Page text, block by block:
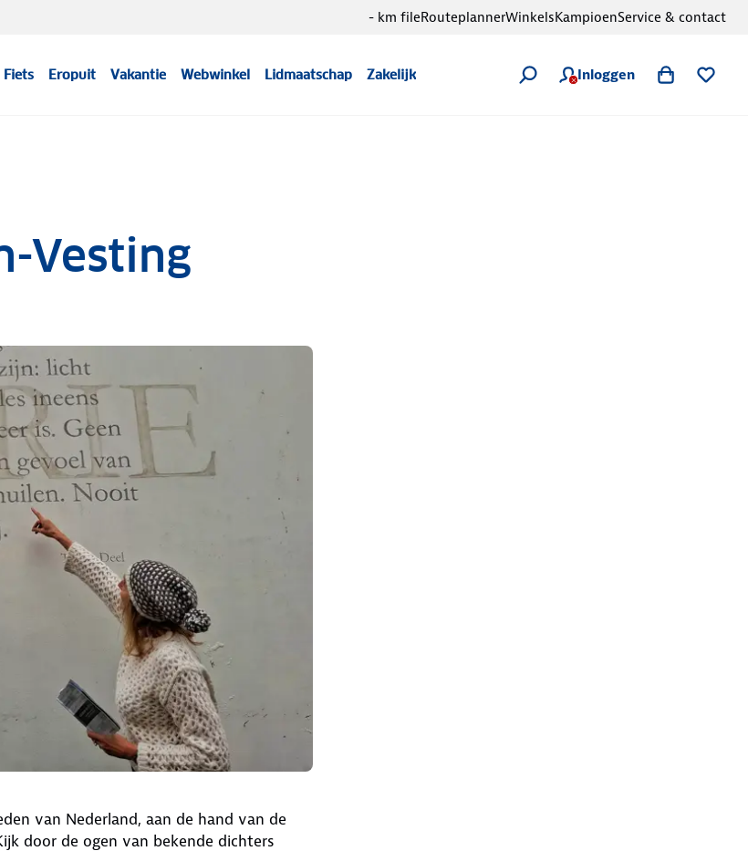
Fiets Eropuit Vakantie Webwinkel Lidmaatschap Zakelijk Inloggen
- km fileRouteplannerWinkelsKampioenService & contact
Vesting
van Nederland, aan de hand van de
door de ogen van bekende dichters